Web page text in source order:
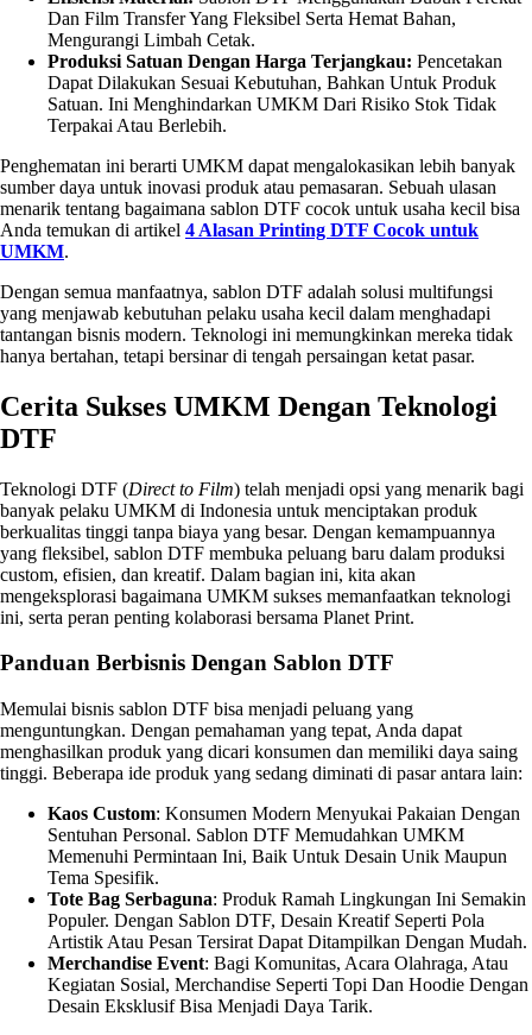
Dan Film Transfer Yang Fleksibel Serta Hemat Bahan,
Mengurangi Limbah Cetak.
Produksi Satuan Dengan Harga Terjangkau: Pencetakan
Dapat Dilakukan Sesuai Kebutuhan, Bahkan Untuk Produk
Satuan. Ini Menghindarkan UMKM Dari Risiko Stok Tidak
Terpakai Atau Berlebih.
Penghematan ini berarti UMKM dapat mengalokasikan lebih banyak
sumber daya untuk inovasi produk atau pemasaran. Sebuah ulasan
menarik tentang bagaimana sablon DTF cocok untuk usaha kecil bisa
Anda temukan di artikel 4 Alasan Printing DTF Cocok untuk
UMKM.
Dengan semua manfaatnya, sablon DTF adalah solusi multifungsi
yang menjawab kebutuhan pelaku usaha kecil dalam menghadapi
tantangan bisnis modern. Teknologi ini memungkinkan mereka tidak
hanya bertahan, tetapi bersinar di tengah persaingan ketat pasar.
Cerita Sukses UMKM Dengan Teknologi
DTF
Teknologi DTF (Direct to Film) telah menjadi opsi yang menarik bagi
banyak pelaku UMKM di Indonesia untuk menciptakan produk
berkualitas tinggi tanpa biaya yang besar. Dengan kemampuannya
yang fleksibel, sablon DTF membuka peluang baru dalam produksi
custom, efisien, dan kreatif. Dalam bagian ini, kita akan
mengeksplorasi bagaimana UMKM sukses memanfaatkan teknologi
ini, serta peran penting kolaborasi bersama Planet Print.
Panduan Berbisnis Dengan Sablon DTF
Memulai bisnis sablon DTF bisa menjadi peluang yang
menguntungkan. Dengan pemahaman yang tepat, Anda dapat
menghasilkan produk yang dicari konsumen dan memiliki daya saing
tinggi. Beberapa ide produk yang sedang diminati di pasar antara lain:
Kaos Custom: Konsumen Modern Menyukai Pakaian Dengan
Sentuhan Personal. Sablon DTF Memudahkan UMKM
Memenuhi Permintaan Ini, Baik Untuk Desain Unik Maupun
Tema Spesifik.
Tote Bag Serbaguna: Produk Ramah Lingkungan Ini Semakin
Populer. Dengan Sablon DTF, Desain Kreatif Seperti Pola
Artistik Atau Pesan Tersirat Dapat Ditampilkan Dengan Mudah.
Merchandise Event: Bagi Komunitas, Acara Olahraga, Atau
Kegiatan Sosial, Merchandise Seperti Topi Dan Hoodie Dengan
Desain Eksklusif Bisa Menjadi Daya Tarik.